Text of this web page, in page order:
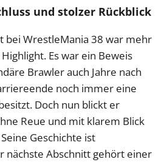
und stolzer Rückblick
bei WrestleMania 38 war mehr
Es war ein Beweis
Brawler auch Jahre nach
noch immer eine
Doch nun blickt er
Reue und mit klarem Blick
Geschichte ist
nächste Abschnitt gehört einer